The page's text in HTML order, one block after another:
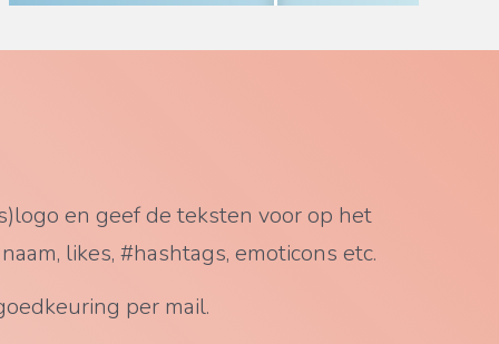
en geef de teksten voor op het
likes, #hashtags, emoticons etc.
per mail.